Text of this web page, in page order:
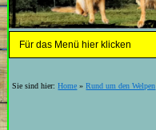
Sie sind hier:Home »Rund um den Welpen